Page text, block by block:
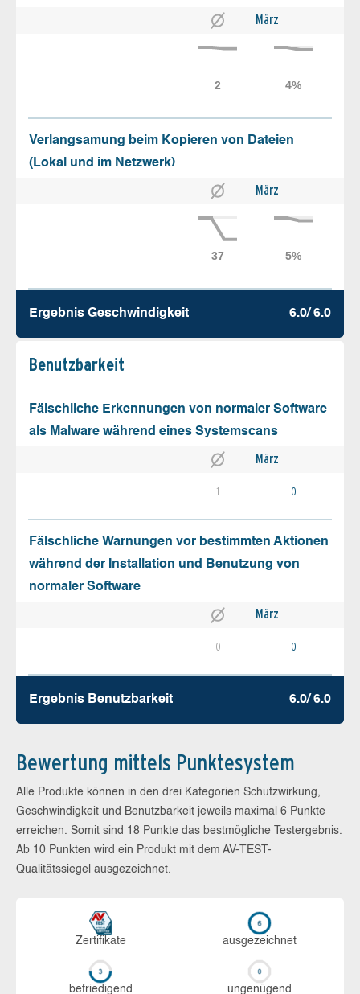
März
Verlangsamung beim Kopieren von Dateien
(Lokal und im Netzwerk)
März
Ergebnis Geschw­indigkeit 6.0/ 6.0
Benutz­barkeit
Fälschliche Erkennungen von normaler Software
als Malware während eines Systemscans
März
1 0
Fälschliche Warnungen vor bestimmten Aktionen
während der Installation und Benutzung von
normaler Software
März
0 0
Ergebnis Benutz­barkeit 6.0/ 6.0
Bewertung mittels Punktesystem
Alle Produkte können in den drei Kategorien Schutzwirkung,
Geschwindigkeit und Benutzbarkeit jeweils maximal 6 Punkte
erreichen. Somit sind 18 Punkte das bestmögliche Testergebnis.
Ab 10 Punkten wird ein Produkt mit dem AV-TEST-
Qualitätssiegel ausgezeichnet.
Zerti­fikate aus­ge­zeich­net
be­frie­di­gend un­ge­nü­gend